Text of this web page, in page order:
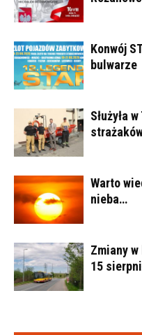
Konwój
bulwarze
Służyła
Warto
nieba…
Zmiany
15